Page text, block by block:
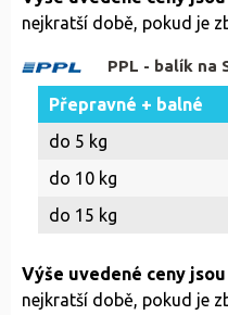
nejkratší době, pokud je
PPL - balík na
Přepravné + balné
do 5 kg
do 10 kg
do 15 kg
Výše uvedené ceny jsou
nejkratší době, pokud je